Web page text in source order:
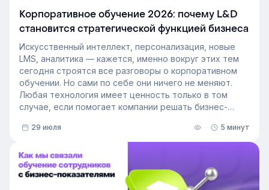
Корпоративное обучение 2026: почему L&D
становится стратегической функцией бизнеса
Искусственный интеллект, персонализация, новые
LMS, аналитика — кажется, именно вокруг этих тем
сегодня строятся все разговоры о корпоративном
обучении. Но сами по себе они ничего не меняют.
Любая технология имеет ценность только в том
случае, если помогает компании решать бизнес-
Сегодня бизнес интересует уже не выбор
инструментов, а их результат: какое влияние
обучение оказывает на компанию и можно ли этот
эффект измерить. Такой взгляд меняет подходы к
развитию сотрудников, требования к HR и L&D, а
29 июля 5 минут